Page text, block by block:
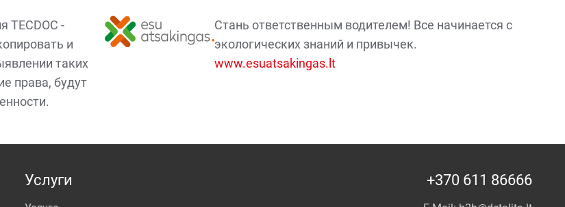
TECDOC -
и
таких
права, будут
Стань ответственным водителем! Все начинается с
экологических знаний и привычек.
www.esuatsakingas.lt
Услуги +370 611 86666